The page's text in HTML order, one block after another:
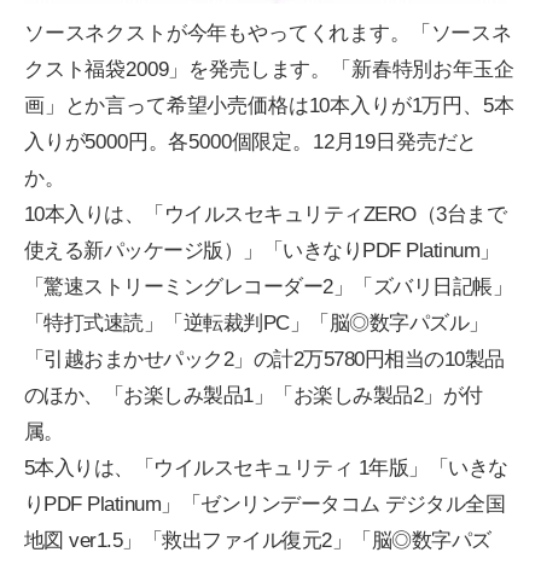
ソースネクストが今年もやってくれます。「ソースネ
クスト福袋2009」を発売します。「新春特別お年玉企
画」とか言って希望小売価格は10本入りが1万円、5本
入りが5000円。各5000個限定。12月19日発売だと
か。
10本入りは、「ウイルスセキュリティZERO（3台まで
使える新パッケージ版）」「いきなりPDF Platinum」
「驚速ストリーミングレコーダー2」「ズバリ日記帳」
「特打式速読」「逆転裁判PC」「脳◎数字パズル」
「引越おまかせパック2」の計2万5780円相当の10製品
のほか、「お楽しみ製品1」「お楽しみ製品2」が付
属。
5本入りは、「ウイルスセキュリティ 1年版」「いきな
りPDF Platinum」「ゼンリンデータコム デジタル全国
地図 ver1.5」「救出ファイル復元2」「脳◎数字パズ